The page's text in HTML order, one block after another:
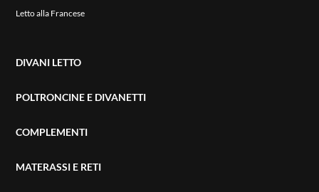
Letto alla Francese
DIVANI LETTO
POLTRONCINE E DIVANETTI
COMPLEMENTI
MATERASSI E RETI